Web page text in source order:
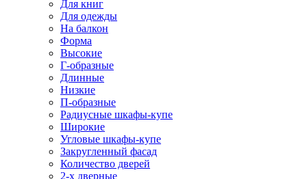
Для книг
Для одежды
На балкон
Форма
Высокие
Г-образные
Длинные
Низкие
П-образные
Радиусные шкафы-купе
Широкие
Угловые шкафы-купе
Закругленный фасад
Количество дверей
2-х дверные